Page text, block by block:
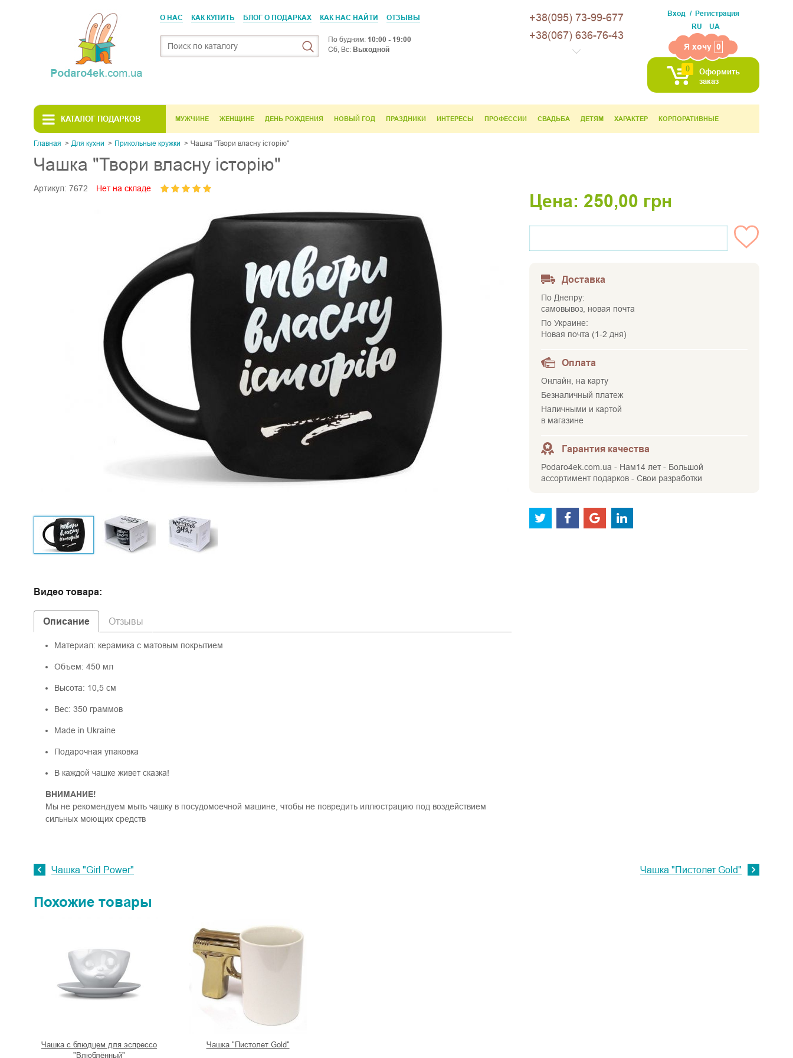
О НАС КАК КУПИТЬ БЛОГ О ПОДАРКАХ КАК НАС НАЙТИ ОТЗЫВЫ
По будням: 10:00 - 19:00
Сб, Вс: Выходной
+38(095) 73-99-677
+38(067) 636-76-43
Вход
Регистрация
RU
UA
Я хочу 0
0
Оформить
заказ
КАТАЛОГ ПОДАРКОВ МУЖЧИНЕ ЖЕНЩИНЕ ДЕНЬ РОЖДЕНИЯ НОВЫЙ ГОД ПРАЗДНИКИ ИНТЕРЕСЫ ПРОФЕССИИ СВАДЬБА ДЕТЯМ ХАРАКТЕР КОРПОРАТИВНЫЕ
Главная Для кухни Прикольные кружки Чашка "Твори власну історію"
Чашка "Твори власну історію"
Артикул: 7672 Нет на складе
Видео товара:
Описание
Материал: керамика с матовым покрытием
Объем: 450 мл
Высота: 10,5 см
Вес: 350 граммов
Made in Ukraine
Подарочная упаковка
В каждой чашке живет сказка!
ВНИМАНИЕ!
Мы не рекомендуем мыть чашку в посудомоечной машине, чтобы не повредить иллюстрацию под воздействием
сильных моющих средств
Отзывы
Цена: 250,00 грн
Доставка
По Днепру:
самовывоз, новая почта
По Украине:
Новая почта (1-2 дня)
Оплата
Онлайн, на карту
Безналичный платеж
Наличными и картой
в магазине
Гарантия качества
Podaro4ek.com.ua - Нам14 лет - Большой
ассортимент подарков - Свои разработки
Чашка "Girl Power" Чашка "Пистолет Gold"
Похожие товары
Чашка с блюдцем для эспрессо
"Влюблённый"
Чашка "Пистолет Gold"